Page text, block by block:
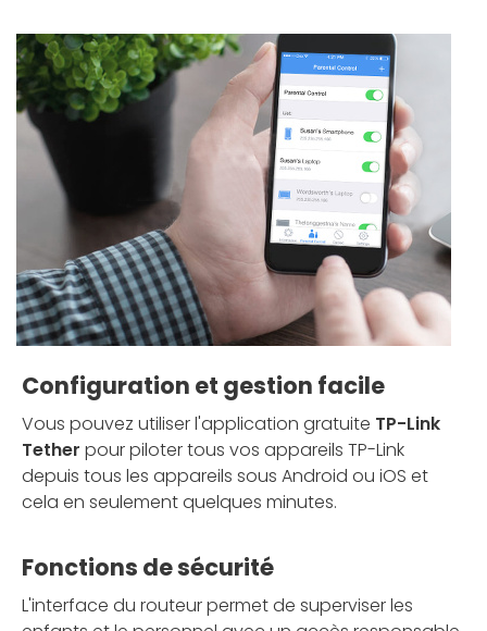
Configuration et gestion facile
Vous pouvez utiliser l'application gratuite TP-Link
Tether pour piloter tous vos appareils TP-Link
depuis tous les appareils sous Android ou iOS et
cela en seulement quelques minutes.
Fonctions de sécurité
L'interface du routeur permet de superviser les